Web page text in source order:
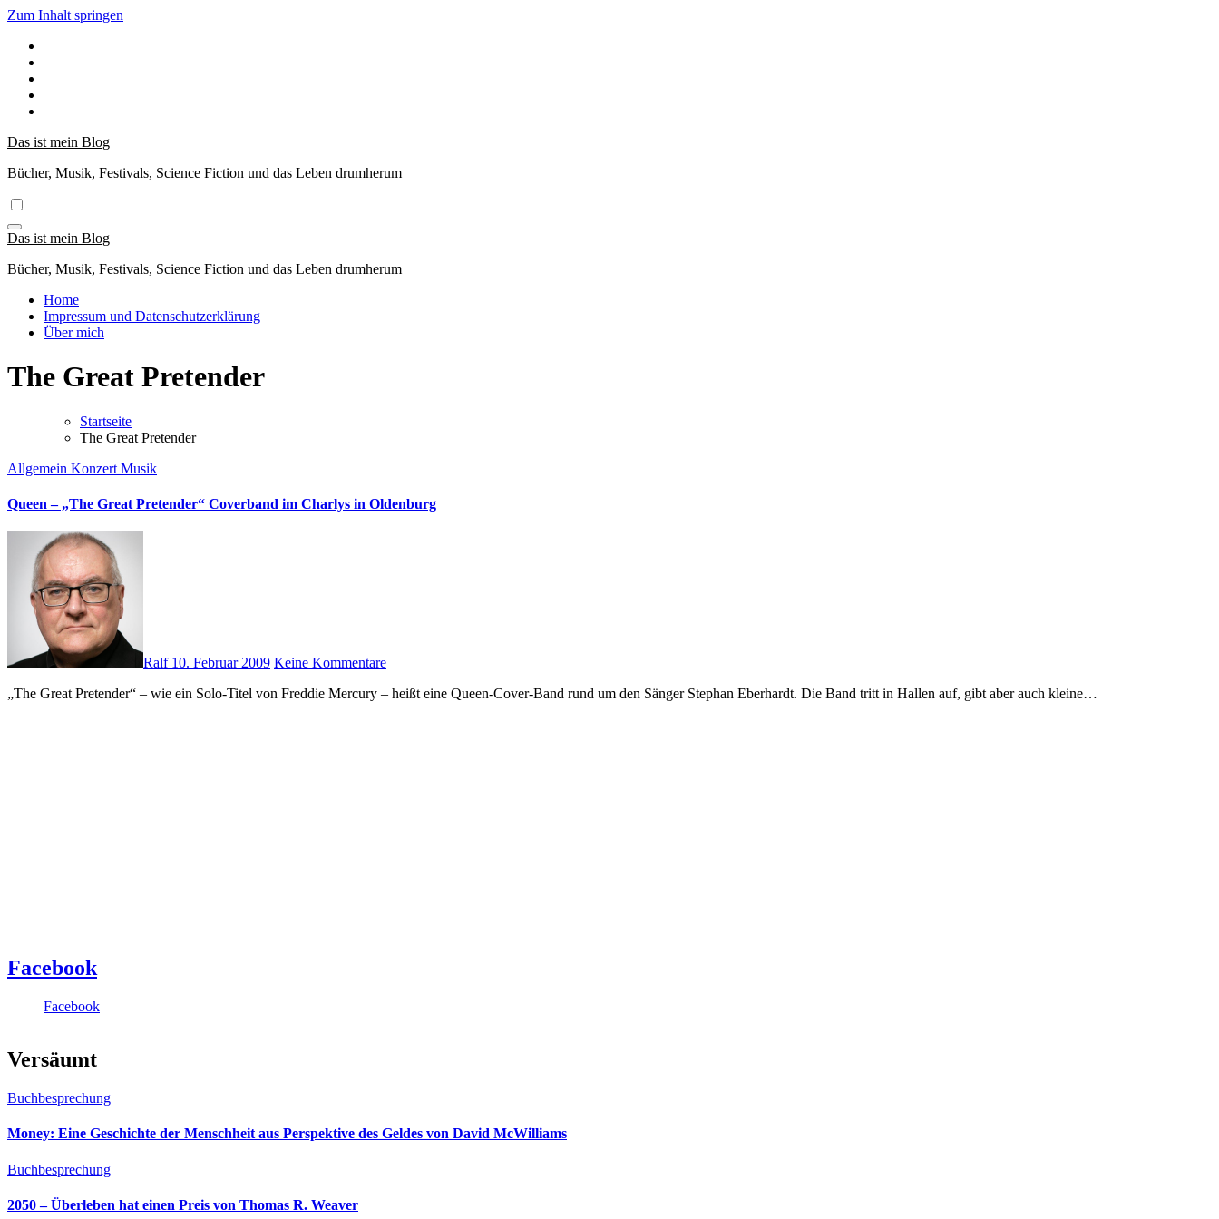
Zum Inhalt springen
Das ist mein Blog
Bücher, Musik, Festivals, Science Fiction und das Leben drumherum
Das ist mein Blog
Bücher, Musik, Festivals, Science Fiction und das Leben drumherum
Home
Impressum und Datenschutzerklärung
Über mich
The Great Pretender
Startseite
The Great Pretender
Allgemein Konzert Musik
Queen – „The Great Pretender“ Coverband im Charlys in Oldenburg
Ralf 10. Februar 2009 Keine Kommentare
„The Great Pretender“ – wie ein Solo-Titel von Freddie Mercury – heißt eine Queen-Cover-Band rund um den Sänger Stephan Eberhardt. Die Band tritt in Hallen auf, gibt aber auch kleine…
Facebook
Facebook
Versäumt
Buchbesprechung
Money: Eine Geschichte der Menschheit aus Perspektive des Geldes von David McWilliams
Buchbesprechung
2050 – Überleben hat einen Preis von Thomas R. Weaver